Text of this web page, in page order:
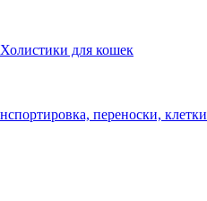
Холистики для кошек
переноски, клетки